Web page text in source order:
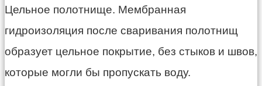
Цельное полотнище. Мембранная
гидроизоляция после сваривания полотнищ
образует цельное покрытие, без стыков и швов,
которые могли бы пропускать воду.